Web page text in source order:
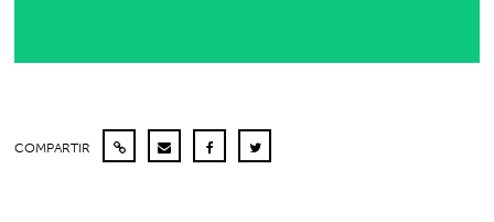
COMPARTIR